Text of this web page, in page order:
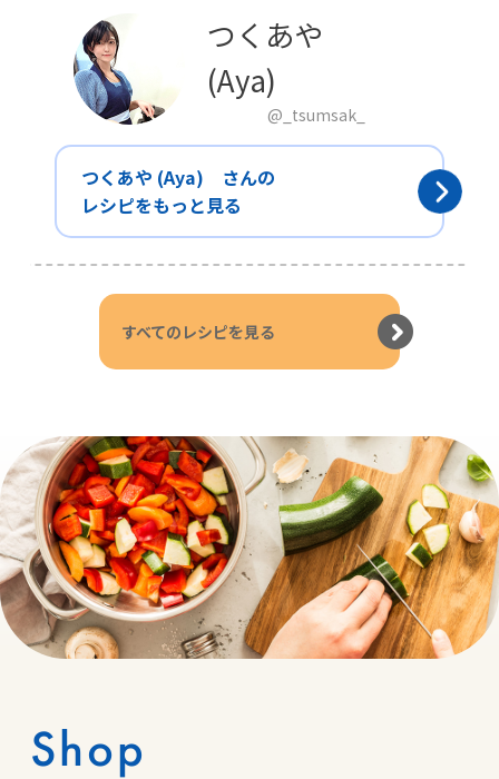
つくあや
(Aya)
@_tsumsak_
つくあや (Aya) さんの
レシピをもっと見る
すべてのレシピを見る
Shop